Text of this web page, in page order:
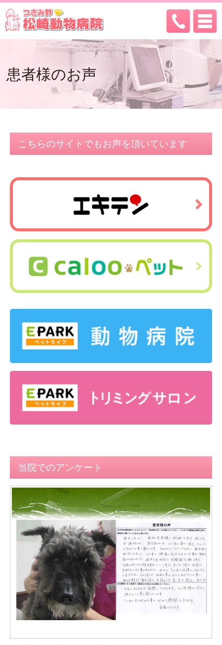
患者様のお声
こちらのサイトでもお声を頂いています
当院でのアンケート